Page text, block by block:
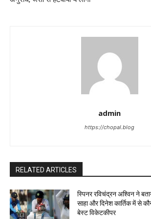
admin
https://chopal.blog
RELATED ARTICLES
स्पिनर रविचंद्रन अश्विन ने
साहा और दिनेश कार्तिक में से
बेस्ट विकेटकीपर